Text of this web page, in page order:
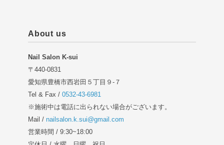
About us
Nail Salon K-sui
〒440-0831
愛知県豊橋市西岩田５丁目９-７
Tel & Fax / 0532-43-6981
※施術中は電話に出られない場合がございます。
Mail / nailsalon.k.sui@gmail.com
営業時間 / 9:30~18:00